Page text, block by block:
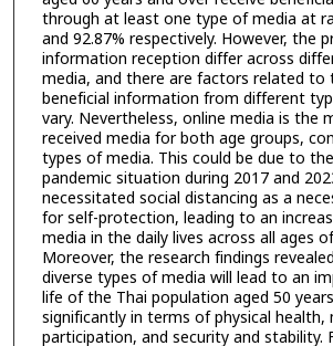
through at least one type of media at
and 92.87% respectively. However, the
information reception differ across
media, and there are factors related
beneficial information from different
vary. Nevertheless, online media is the
received media for both age groups,
types of media. This could be due to
pandemic situation during 2017 and
necessitated social distancing as a
for self-protection, leading to an
media in the daily lives across all ages
Moreover, the research findings
diverse types of media will lead to an
life of the Thai population aged 50
significantly in terms of physical health,
participation, and security and stability.